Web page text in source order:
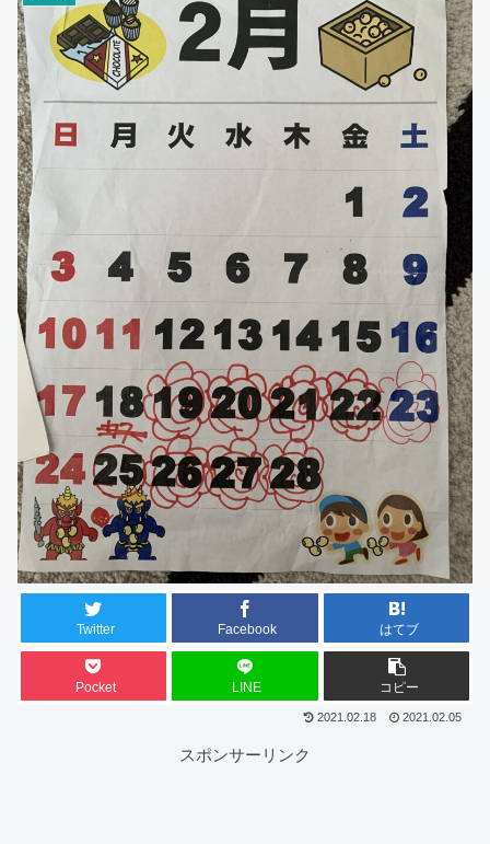
Twitter Facebook はてブ
Pocket LINE コピー
2021.02.18 2021.02.05
スポンサーリンク